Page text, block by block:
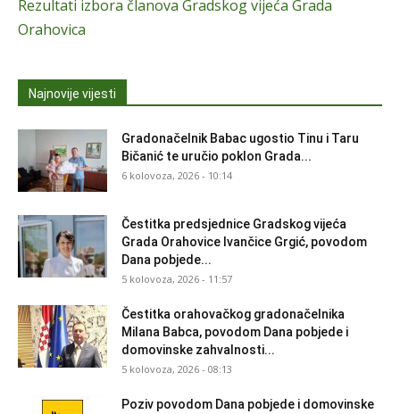
Rezultati izbora članova Gradskog vijeća Grada
Orahovica
Najnovije vijesti
Gradonačelnik Babac ugostio Tinu i Taru
Bičanić te uručio poklon Grada...
6 kolovoza, 2026 - 10:14
Čestitka predsjednice Gradskog vijeća
Grada Orahovice Ivančice Grgić, povodom
Dana pobjede...
5 kolovoza, 2026 - 11:57
Čestitka orahovačkog gradonačelnika
Milana Babca, povodom Dana pobjede i
domovinske zahvalnosti...
5 kolovoza, 2026 - 08:13
Poziv povodom Dana pobjede i domovinske